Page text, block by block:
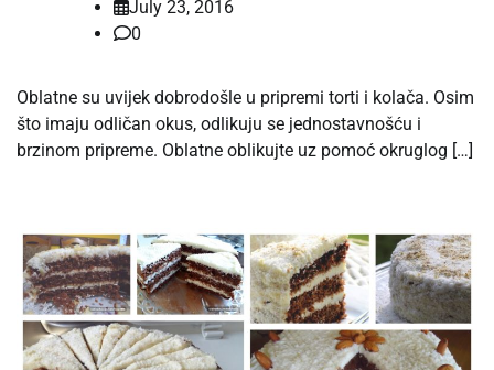
July 23, 2016
0
Oblatne su uvijek dobrodošle u pripremi torti i kolača. Osim
što imaju odličan okus, odlikuju se jednostavnošću i
brzinom pripreme. Oblatne oblikujte uz pomoć okruglog […]